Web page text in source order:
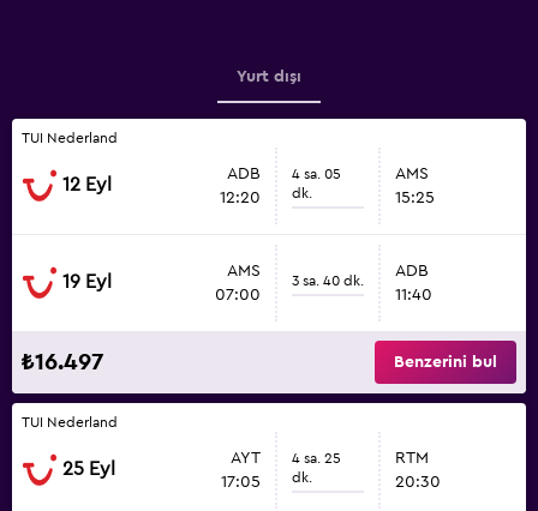
Yurt dışı
TUI Nederland
12 Eyl
ADB
12:20
4 sa. 05
dk.
AMS
15:25
19 Eyl
AMS
07:00
3 sa. 40 dk.
ADB
11:40
₺16.497 Benzerini bul
TUI Nederland
25 Eyl
AYT
17:05
4 sa. 25
dk.
RTM
20:30